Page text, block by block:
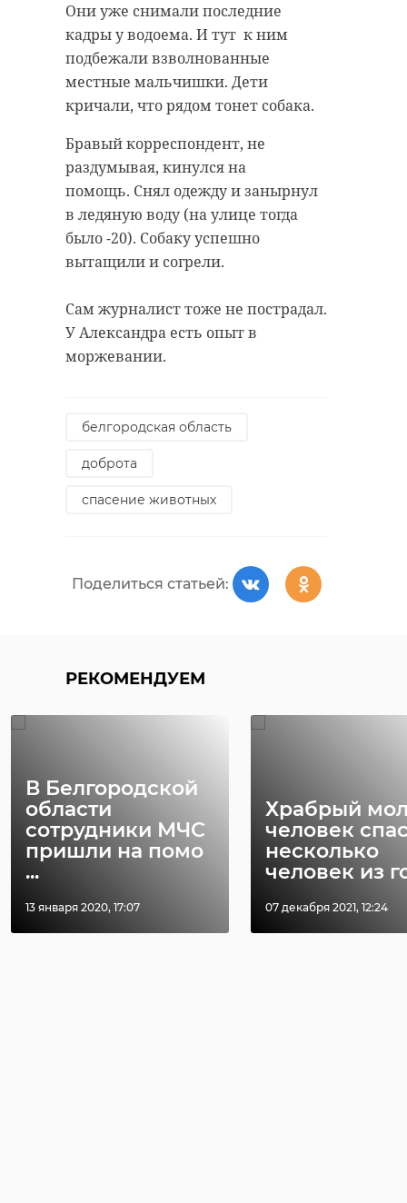
Они уже снимали последние
кадры у водоема. И тут к ним
подбежали взволнованные
местные мальчишки. Дети
кричали, что рядом тонет собака.
Бравый корреспондент, не
раздумывая, кинулся на
помощь. Снял одежду и занырнул
в ледяную воду (на улице тогда
было -20). Собаку успешно
вытащили и согрели.
Сам журналист тоже не пострадал.
У Александра есть опыт в
моржевании.
белгородская область
доброта
спасение животных
Поделиться статьей:
РЕКОМЕНДУЕМ
В Белгородской
области
сотрудники МЧС
пришли на помо
...
13 января 2020, 17:07
Храбрый
человек
несколько
человек из
07 декабря 2021, 12:24